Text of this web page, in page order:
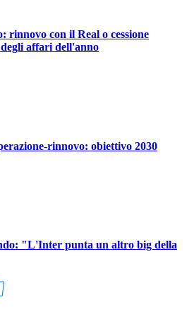
rinnovo con il Real o cessione
affari dell'anno
rinnovo: obiettivo 2030
"L'Inter punta un altro big della